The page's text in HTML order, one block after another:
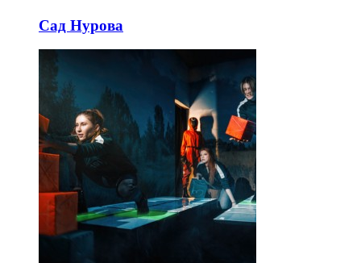
Сад Нурова